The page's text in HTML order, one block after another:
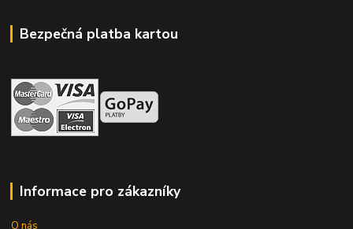
Bezpečná platba kartou
Informace pro zákazníky
O nás